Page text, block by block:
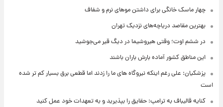
چهار ماسک خانگی برای داشتن موهای نرم و شفاف
بهترین مقاصد دریاچه‌های نزدیک تهران
در ششم اوت؛ وقتی هیروشیما در دیگ قیر می‌جوشید
این مناطق کشور آماده بارش باران باشند
پزشکیان: علی رغم اینکه نیروگاه های ما را زدند اما قطعی برق بسیار کم تر شده
است
کنایه قالیباف به ترامپ: حقایق را بپذیرید و به تعهدات خود عمل کنید